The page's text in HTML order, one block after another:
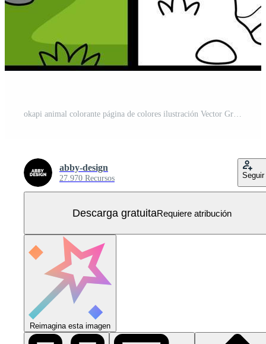
okapi animal colorante página de colores ilustración Vector Gratis
abby-design
27.970 Recursos Seguir
Descarga gratuitaRequiere atribución
Reimagina esta imagen